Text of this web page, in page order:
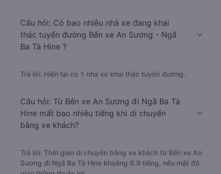
Câu hỏi: Có bao nhiêu nhà xe đang khai
thác tuyến đường Bến xe An Sương - Ngã
Ba Tà Hine ?
Trả lời: Hiện tại có 1 nhà xe khai thác tuyến đường.
Câu hỏi: Từ Bến xe An Sương đi Ngã Ba Tà
Hine mất bao nhiêu tiếng khi di chuyển
bằng xe khách?
Trả lời: Thời gian di chuyển bằng xe khách từ Bến xe An
Sương đi Ngã Ba Tà Hine khoảng 6.9 tiếng, nếu mật độ